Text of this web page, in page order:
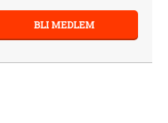
BLI MEDLEM